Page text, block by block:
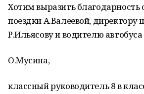
Хотим выразить благодарность
поездки А.Валеевой,
Р.Ильясову и водителю
О.Мусина,
классный руководитель 8 в